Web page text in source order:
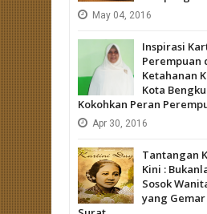
May 04, 2016
Inspirasi
Perempuan
Ketahanan
Kota
Kokohkan Peran
Apr 30, 2016
Tantangan
Kini :
Sosok
yang